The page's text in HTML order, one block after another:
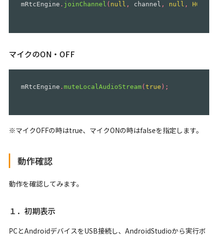
mRtcEngine . joinChannel ( null , channel , null ,
マイクのON・OFF
mRtcEngine .muteLocalAudioStream(true );
※マイクOFFの時はtrue、マイクONの時はfalseを指定します。
動作確認
動作を確認してみます。
１．初期表示
PCとAndroidデバイスをUSB接続し、AndroidStudioから実行ボ